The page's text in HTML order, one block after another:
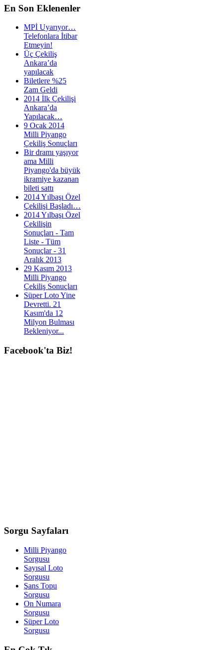
En Son Eklenenler
MPİ Uyarıyor…
Telefonlara İtibar
Etmeyin!
Üç Çekiliş
Ankara’da
yapılacak
Biletlere %25
Zam Geldi
2014 İlk Çekilişi
Ankara’da
Yapılacak…
9 Ocak 2014
Milli Piyango
Çekiliş Sonuçları
Bir dramı yaşıyor
ama Milli
Piyango'da büyük
ikramiye kazanan
bileti sattı
2014 Yılbaşı Özel
Çekilişi Başladı…
2014 Yılbaşı Özel
Çekilişin
Sonuçları - Tam
Liste - Tüm
Sonuçlar - 31
Aralık 2013
29 Kasım 2013
Milli Piyango
Çekiliş Sonuçları
Süper Loto Yine
Devretti. 21
Kasım'da 12
Milyon Bulması
Bekleniyor...
Facebook'ta Biz!
Sorgu Sayfaları
Milli Piyango
Sorgusu
Sayısal Loto
Sorgusu
Şans Topu
Sorgusu
On Numara
Sorgusu
Süper Loto
Sorgusu